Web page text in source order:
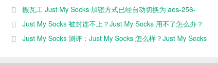
路！搬瓦工 Just My Socks 加密方式已经自动切换为 aes-256-
gcmJust My Socks 被封连不上？Just My Socks 用不了怎么办？
Just My Socks 测评：Just My Socks 怎么样？Just My Socks